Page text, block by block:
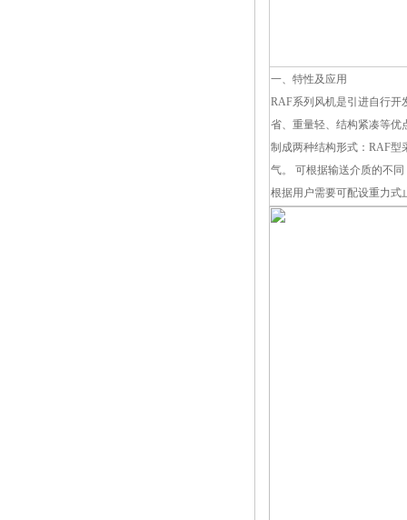
一、特性及应用
RAF系列风机是引进自行开
省、重量轻、结构紧凑等优
制成两种结构形式：RAF型
气。 可根据输送介质的不
根据用户需要可配设重力式